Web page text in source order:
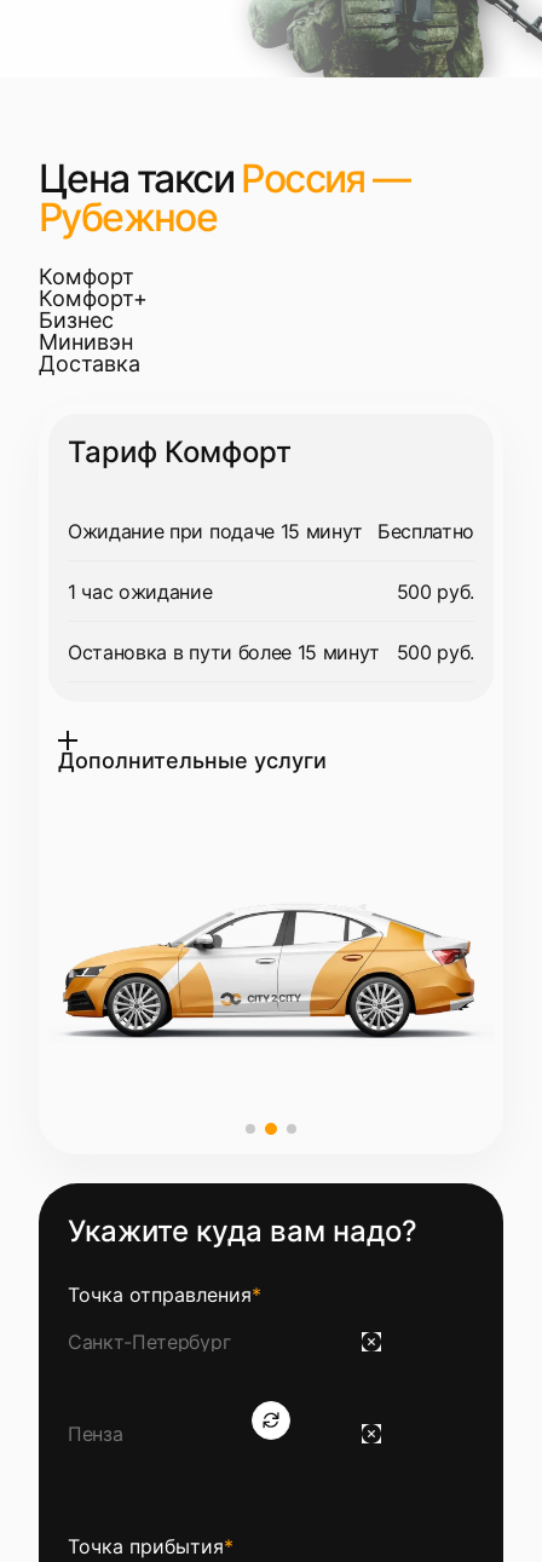
Цена такси Россия —
Рубежное
Комфорт
Комфорт+
Бизнес
Минивэн
Доставка
Тариф Комфорт
Ожидание при подаче 15 минут Бесплатно
1 час ожидание 500 руб.
Остановка в пути более 15 минут 500 руб.
Дополнительные услуги
Укажите куда вам надо?
Точка отправления*
Точка прибытия*